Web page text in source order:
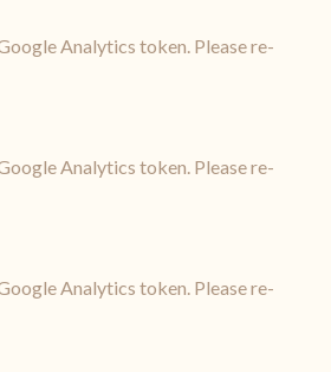
Analytics token. Please re-
Analytics token. Please re-
Analytics token. Please re-